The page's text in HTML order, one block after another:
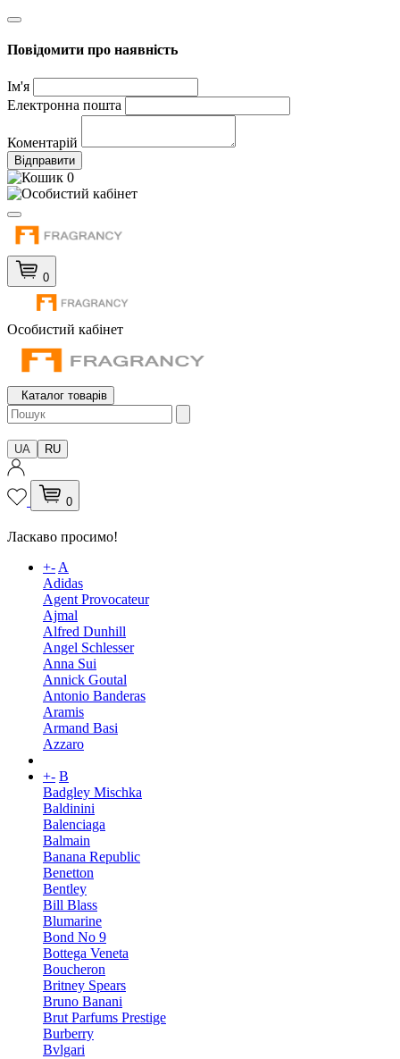
Повідомити про наявність
Ім'я
Електронна пошта
Коментарій
Відправити
0
0
Особистий кабінет
Каталог товарів
UA RU
0
Ласкаво просимо!
+-A
Adidas
Agent Provocateur
Ajmal
Alfred Dunhill
Angel Schlesser
Anna Sui
Annick Goutal
Antonio Banderas
Aramis
Armand Basi
Azzaro
+- B
Badgley Mischka
Baldinini
Balenciaga
Balmain
Banana Republic
Benetton
Bentley
Bill Blass
Blumarine
Bond No 9
Bottega Veneta
Boucheron
Britney Spears
Bruno Banani
Brut Parfums Prestige
Burberry
Bvlgari